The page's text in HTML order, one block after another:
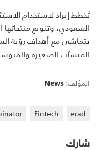
تُخطط إيراد لاستخدام
السعودي، وتنويع
المنشآت الصغيرة
المؤلف: News
erad
Fintech
شارك